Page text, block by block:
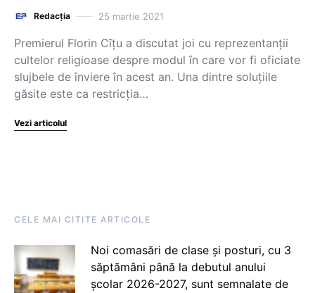
Redacția 25 martie 2021
Premierul Florin Cîțu a discutat joi cu reprezentanții
cultelor religioase despre modul în care vor fi oficiate
slujbele de înviere în acest an. Una dintre soluțiile
găsite este ca restricția…
Vezi articolul
CELE MAI CITITE ARTICOLE
Noi comasări de clase și posturi, cu 3
săptămâni până la debutul anului
școlar 2026-2027, sunt semnalate de